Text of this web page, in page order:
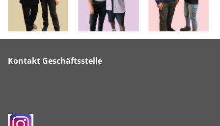
Kontakt Geschäftsstelle